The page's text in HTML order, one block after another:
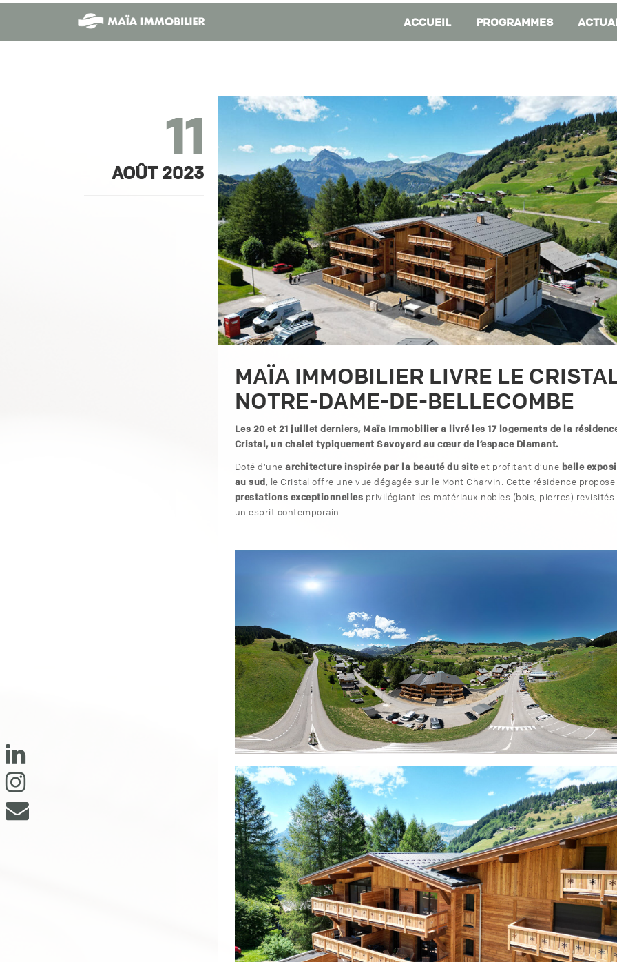
ACCUEIL PROGRAMMES
11
AOÛT 2023
MAÏA IMMOBILIER LIVRE LE
NOTRE-DAME-DE-BELLECOMBE
Les 20 et 21 juillet derniers, Maïa Immobilier a livré les 17 logements de la
Cristal, un chalet typiquement Savoyard au cœur de l’espace Diamant.
Doté d’unearchitecture inspirée par la beauté du siteet profitant d’une belle
au sud , le Cristal offre une vue dégagée sur le Mont Charvin. Cette résidence
prestations exceptionnelles privilégiant les matériaux nobles (bois, pierres) revisités
un esprit contemporain.